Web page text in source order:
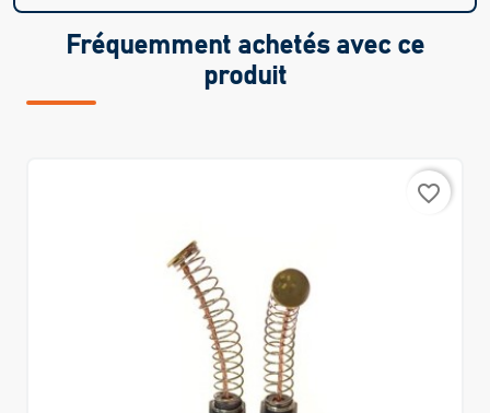
Fréquemment achetés avec ce
produit
favorite_border